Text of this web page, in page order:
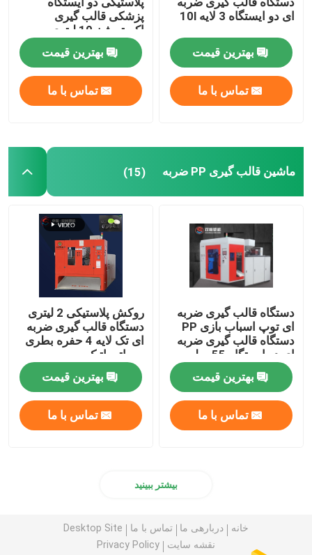
ای دو ایستگاه 3 لایه 10l
بهترین قیمت
تماس با ما
پزشکی قالب گیری
اکستروژن 10 لیتری
بهترین قیمت
تماس با ما
ماشین قالب گیری PP ضربه (15)
دستگاه قالب گیری ضربه
ای توپ اسباب بازی PP
دستگاه قالب گیری ضربه
ای دو ایستگاه 55 میلی
متری 2 لیتری
بهترین قیمت
تماس با ما
روکش پلاستیکی 2 لیتری
دستگاه قالب گیری ضربه
ای تک لایه 4 حفره بطری
پت اتوماتیک
بهترین قیمت
تماس با ما
بیشتر ببینید
خانه دربارهی ما تماس با ما
Desktop Site
نقشه سایت
Privacy Policy